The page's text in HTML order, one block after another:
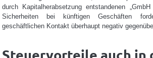
durch Kapitalherabsetzung entstandenen
Sicherheiten bei künftigen Geschäften
geschäftlichen Kontakt überhaupt negativ
Steuervorteile auch in